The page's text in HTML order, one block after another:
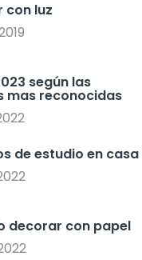
con luz
según las
mas reconocidas
de estudio en casa
decorar con papel